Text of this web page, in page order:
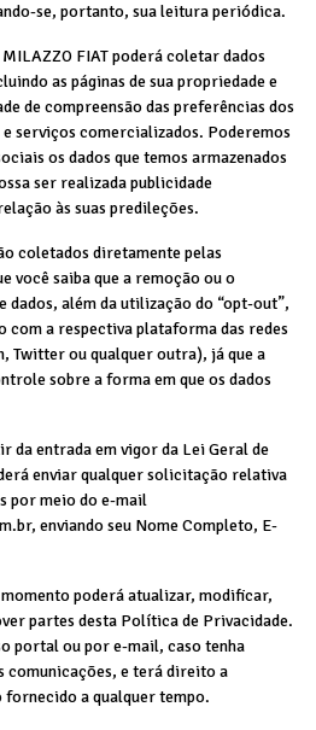
se, portanto, sua leitura periódica.
FIAT poderá coletar dados
as páginas de sua propriedade e
de compreensão das preferências dos
serviços comercializados. Poderemos
os dados que temos armazenados
ser realizada publicidade
às suas predileções.
coletados diretamente pelas
você saiba que a remoção ou o
dados, além da utilização do “opt-out”,
com a respectiva plataforma das redes
Twitter ou qualquer outra), já que a
sobre a forma em que os dados
da entrada em vigor da Lei Geral de
enviar qualquer solicitação relativa
por meio do e-mail
enviando seu Nome Completo, E-
poderá atualizar, modificar,
partes desta Política de Privacidade.
portal ou por e-mail, caso tenha
comunicações, e terá direito a
a qualquer tempo.